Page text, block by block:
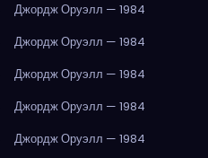
Джордж Оруэлл — 1984
Джордж Оруэлл — 1984
Джордж Оруэлл — 1984
Джордж Оруэлл — 1984
Джордж Оруэлл — 1984